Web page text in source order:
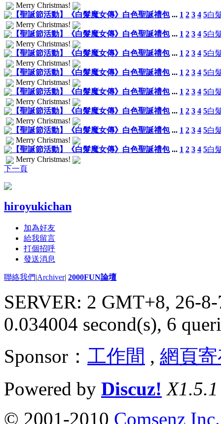
Merry Christmas!
【聖誕節活動】《白髮魔女傳》白色聖誕禮包 ... 1 2 3 4 5白
Merry Christmas!
【聖誕節活動】《白髮魔女傳》白色聖誕禮包 ... 1 2 3 4 5白
Merry Christmas!
【聖誕節活動】《白髮魔女傳》白色聖誕禮包 ... 1 2 3 4 5白
Merry Christmas!
【聖誕節活動】《白髮魔女傳》白色聖誕禮包 ... 1 2 3 4 5白
Merry Christmas!
【聖誕節活動】《白髮魔女傳》白色聖誕禮包 ... 1 2 3 4 5白
Merry Christmas!
【聖誕節活動】《白髮魔女傳》白色聖誕禮包 ... 1 2 3 4 5白
Merry Christmas!
【聖誕節活動】《白髮魔女傳》白色聖誕禮包 ... 1 2 3 4 5白
Merry Christmas!
【聖誕節活動】《白髮魔女傳》白色聖誕禮包 ... 1 2 3 4 5白
Merry Christmas!
下一頁
hiroyukichan
加為好友
給我留言
打個招呼
發送消息
聯絡我們|Archiver| 2000FUN論壇
SERVER: 2 GMT+8, 26-
0.034004 second(s), 6
Sponsor： 工作間 , 網頁
Powered by Discuz! X1.5.1
© 2001-2010 Comsenz Inc.